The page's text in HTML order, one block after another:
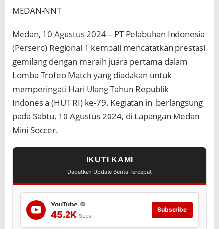
e
M
a
t
c
H
U
R
I
e
MEDAN-NNT
Medan, 10 Agustus 2024 – PT Pelabuhan Indonesia
(Persero) Regional 1 kembali mencatatkan prestasi
gemilang dengan meraih juara pertama dalam
Lomba Trofeo Match yang diadakan untuk
memperingati Hari Ulang Tahun Republik
Indonesia (HUT RI) ke-79. Kegiatan ini berlangsung
pada Sabtu, 10 Agustus 2024, di Lapangan Medan
Mini Soccer.
IKUTI KAMI
Dapatkan Update Berita Tercepat
YouTube
45.2K Subs
Subscribe